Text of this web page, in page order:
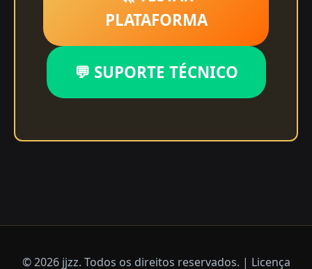
PLATAFORMA
💬 SUPORTE TÉCNICO
© 2026 jjzz. Todos os direitos reservados. | Licença